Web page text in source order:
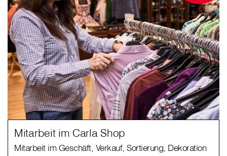
Mitarbeit im Carla Shop
Mitarbeit im Geschäft, Verkauf, Sortierung, Dekoration